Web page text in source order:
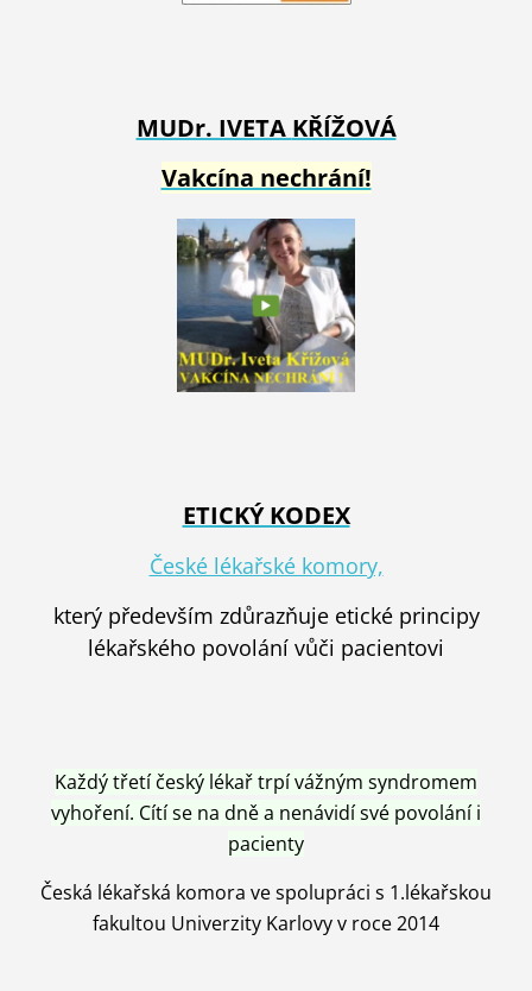
MUDr. IVETA KŘÍŽOVÁ
Vakcína nechrání!
ETICKÝ KODEX
České lékařské komory,
který především zdůrazňuje etické principy
lékařského povolání vůči pacientovi
Každý třetí český lékař trpí vážným syndromem
vyhoření. Cítí se na dně a nenávidí své povolání i
pacienty
Česká lékařská komora ve spolupráci s 1.lékařskou
fakultou Univerzity Karlovy v roce 2014